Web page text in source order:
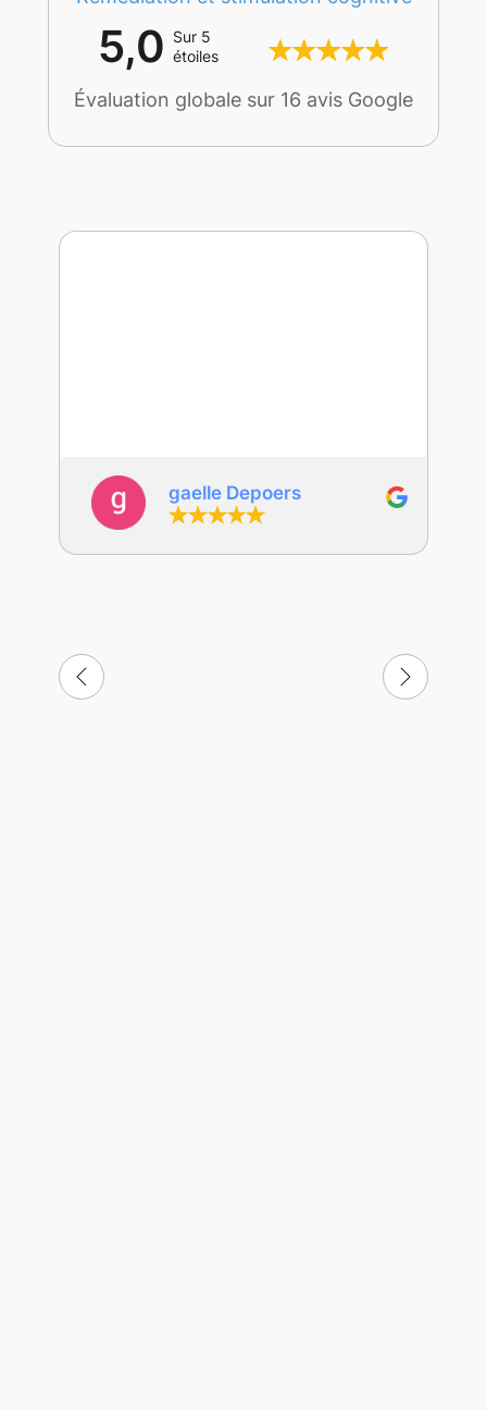
5,0 Sur 5
étoiles
Évaluation globale sur 16 avis Google
gaelle Depoers